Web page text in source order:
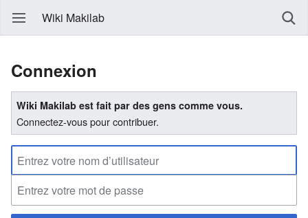
Wiki Makilab
Connexion
Wiki Makilab est fait par des gens comme vous.
Connectez-vous pour contribuer.